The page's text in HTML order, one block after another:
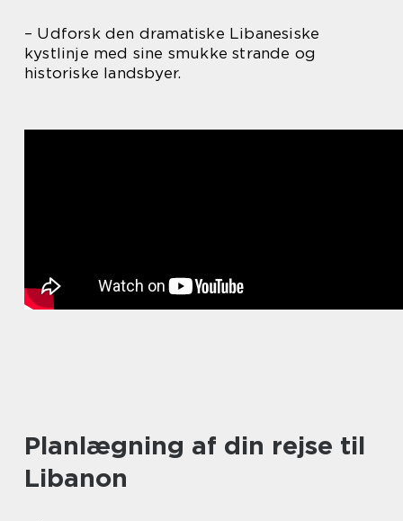
– Udforsk den dramatiske Libanesiske
kystlinje med sine smukke strande og
historiske landsbyer.
Planlægning af din rejse til
Libanon